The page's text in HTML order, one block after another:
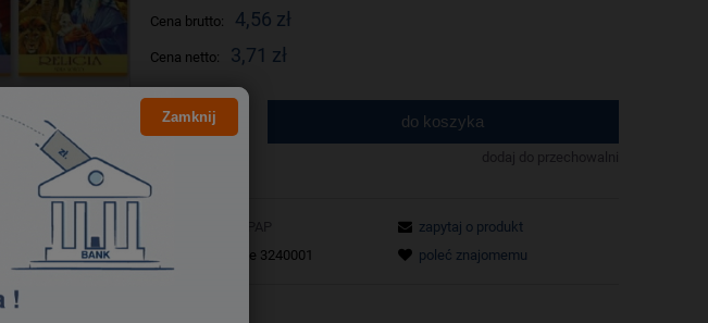
Cena brutto: 4,56 zł
Cena netto: 3,71 zł
szt. do koszyka
dodaj do przechowalni
ze 3240001
zapytaj o produkt
poleć znajomemu
Zamknij